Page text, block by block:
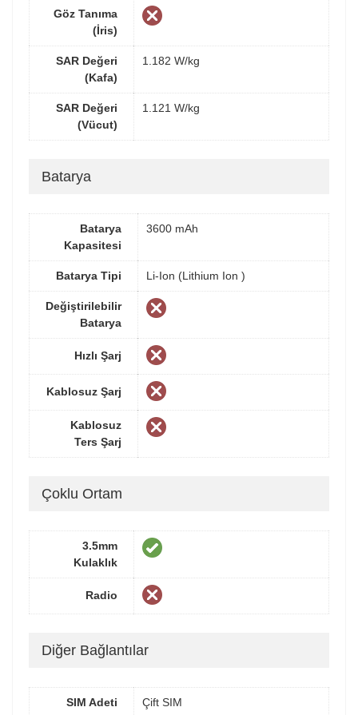
Göz Tanıma
(İris)
SAR Değeri
(Kafa)
1.182 W/kg
SAR Değeri
(Vücut)
1.121 W/kg
Batarya
Batarya
Kapasitesi
3600 mAh
Batarya Tipi Li-Ion (Lithium Ion )
Değiştirilebilir
Batarya
Hızlı Şarj
Kablosuz Şarj
Kablosuz
Ters Şarj
Çoklu Ortam
3.5mm
Kulaklık
Radio
Diğer Bağlantılar
SIM Adeti Çift SIM